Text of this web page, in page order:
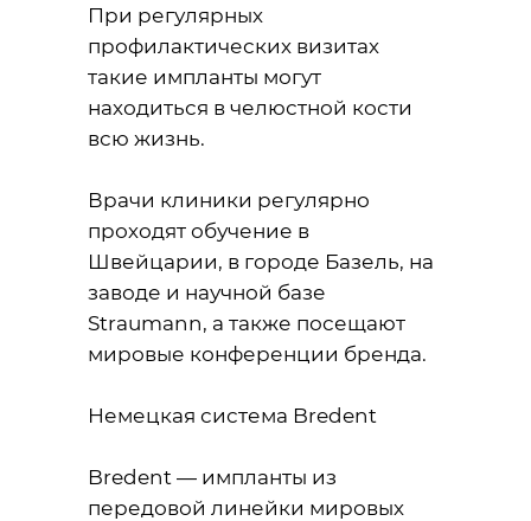
При регулярных
профилактических визитах
такие импланты могут
находиться в челюстной кости
всю жизнь.
Врачи клиники регулярно
проходят обучение в
Швейцарии, в городе Базель, на
заводе и научной базе
Straumann, а также посещают
мировые конференции бренда.
Немецкая система Bredent
Bredent — импланты из
передовой линейки мировых